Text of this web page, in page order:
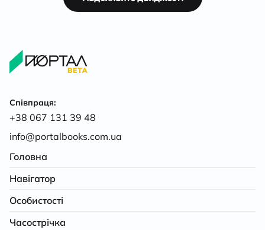
Співпраця:
+38 067 131 39 48
info@portalbooks.com.ua
Головна
Навігатор
Особистості
Часострічка